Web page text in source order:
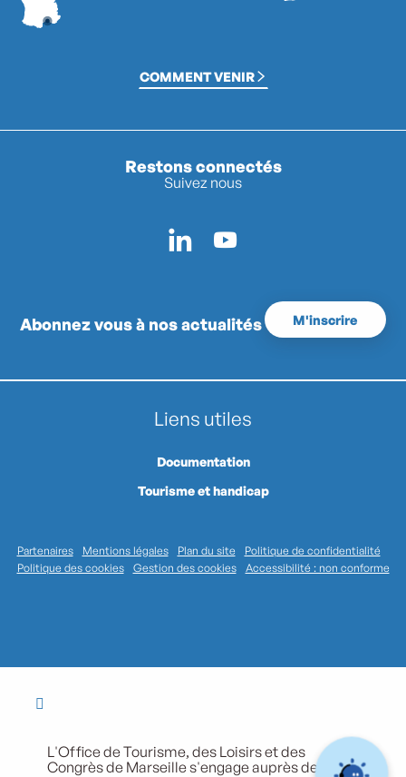
COMMENT VENIR
Restons connectés
Suivez nous
Abonnez vous à nos actualités M'inscrire
Liens utiles
Documentation
Tourisme et handicap
Partenaires Mentions légales Plan du site
Politique de confidentialité
Politique des cookies
Gestion des cookies Accessibilité : non conforme
L'Office de Tourisme, des Loisirs et des
Congrès de Marseille s'engage auprès de ses